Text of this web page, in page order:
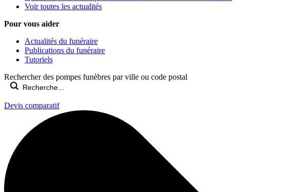
Voir toutes les actualités
Pour vous aider
Actualités du funéraire
Publications du funéraire
Tutoriels
Rechercher des pompes funèbres par ville ou code postal
Devis comparatif